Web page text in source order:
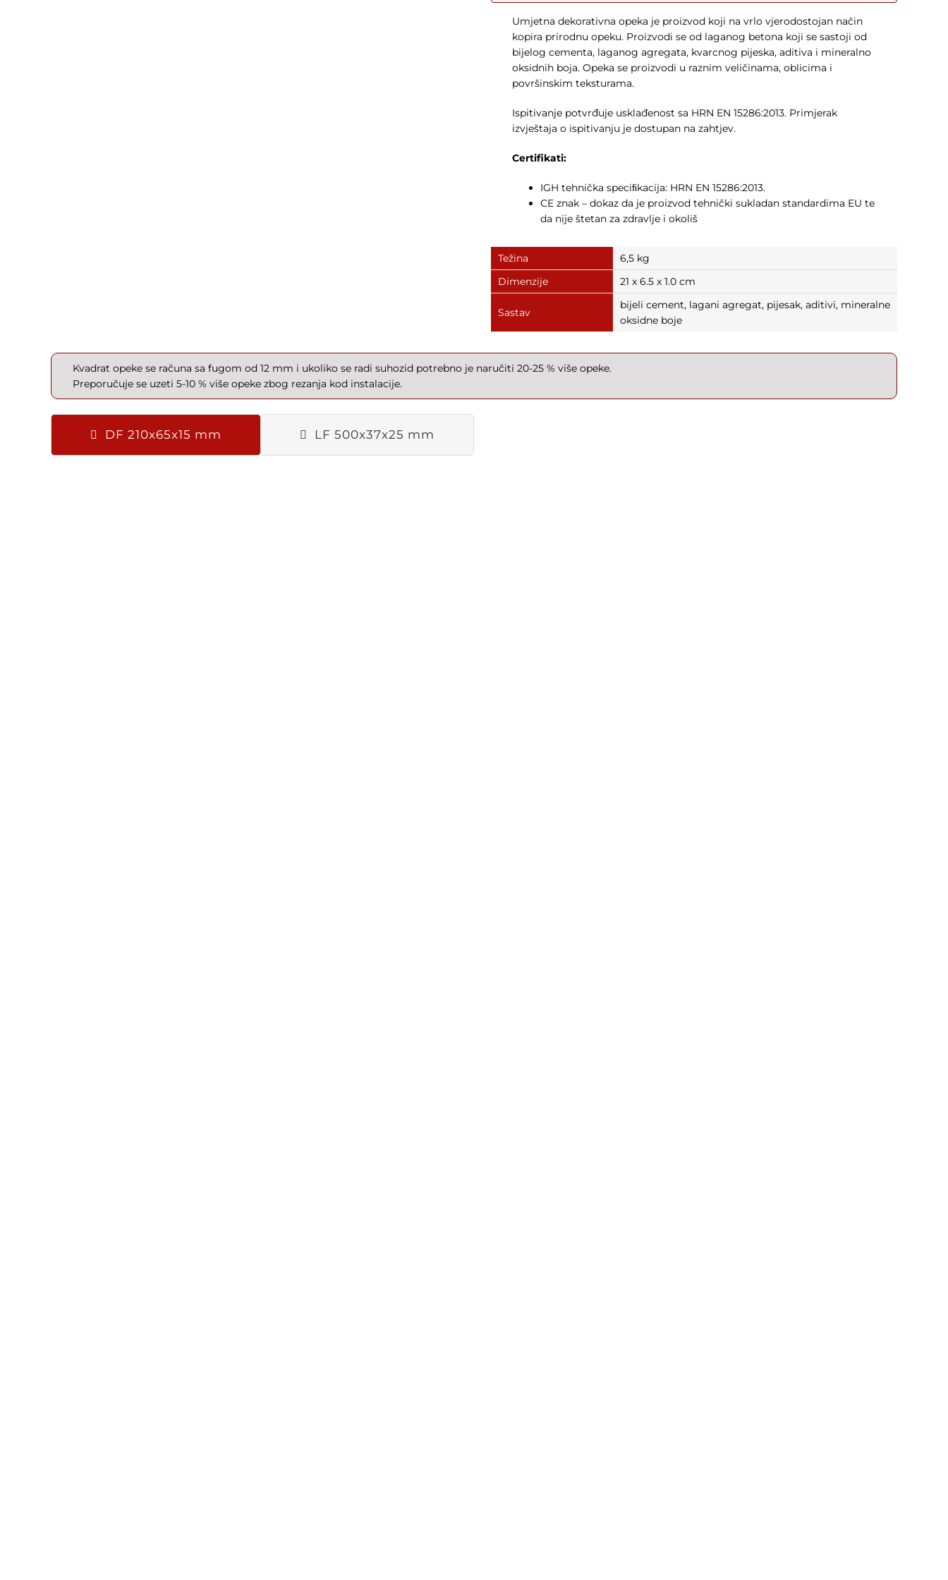
Umjetna dekorativna opeka je proizvod koji na vrlo vjerodostojan način
kopira prirodnu opeku. Proizvodi se od laganog betona koji se sastoji od
bijelog cementa, laganog agregata, kvarcnog pijeska, aditiva i mineralno
oksidnih boja. Opeka se proizvodi u raznim veličinama, oblicima i
površinskim teksturama.
Ispitivanje potvrđuje usklađenost sa HRN EN 15286:2013. Primjerak
izvještaja o ispitivanju je dostupan na zahtjev.
Certifikati:
IGH tehnička speciﬁkacija: HRN EN 15286:2013.
CE znak – dokaz da je proizvod tehnički sukladan standardima EU te
da nije štetan za zdravlje i okoliš
Težina
6,5 kg
Dimenzije
21 x 6.5 x 1.0 cm
Sastav
bijeli cement, lagani agregat, pijesak, aditivi, mineralne
oksidne boje
Kvadrat opeke se računa sa fugom od 12 mm i ukoliko se radi suhozid potrebno je naručiti 20-25 % više opeke.
Preporučuje se uzeti 5-10 % više opeke zbog rezanja kod instalacije.
DF 210x65x15 mm LF 500x37x25 mm